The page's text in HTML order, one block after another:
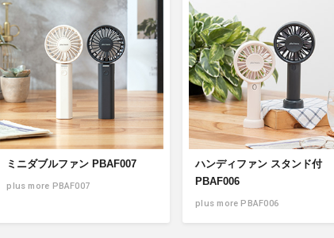
ミニダブルファン PBAF007
plus more PBAF007
ハンディファン スタンド付
PBAF006
plus more PBAF006